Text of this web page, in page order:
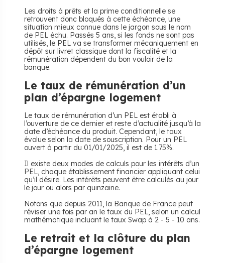
Les droits à prêts et la prime conditionnelle se
retrouvent donc bloqués à cette échéance, une
situation mieux connue dans le jargon sous le nom
de PEL échu. Passés 5 ans, si les fonds ne sont pas
utilisés, le PEL va se transformer mécaniquement en
dépôt sur livret classique dont la fiscalité et la
rémunération dépendent du bon vouloir de la
banque.
Le taux de rémunération d’un
plan d’épargne logement
Le taux de rémunération d’un PEL est établi à
l’ouverture de ce dernier et reste d’actualité jusqu’à la
date d’échéance du produit. Cependant, le taux
évolue selon la date de souscription. Pour un PEL
ouvert à partir du 01/01/2025, il est de 1.75%.
Il existe deux modes de calculs pour les intérêts d’un
PEL, chaque établissement financier appliquant celui
qu’il désire. Les intérêts peuvent être calculés au jour
le jour ou alors par quinzaine.
Notons que depuis 2011, la Banque de France peut
réviser une fois par an le taux du PEL, selon un calcul
mathématique incluant le taux Swap à 2 - 5 - 10 ans.
Le retrait et la clôture du plan
d’épargne logement